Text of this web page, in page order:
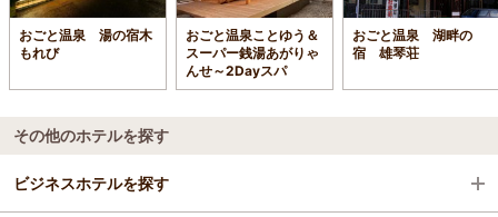
おごと温泉 湯の宿木
もれび
おごと温泉ことゆう＆
スーパー銭湯あがりゃ
んせ～2Dayスパ
おごと温泉 湖畔の
宿 雄琴荘
その他のホテルを探す
ビジネスホテルを探す